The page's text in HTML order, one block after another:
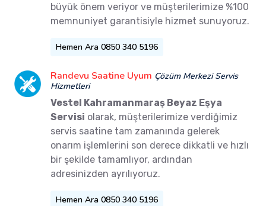
büyük önem veriyor ve müşterilerimize %100
memnuniyet garantisiyle hizmet sunuyoruz.
Hemen Ara 0850 340 5196
Randevu Saatine Uyum Çözüm Merkezi Servis
Hizmetleri
Vestel Kahramanmaraş Beyaz Eşya
Servisi olarak, müşterilerimize verdiğimiz
servis saatine tam zamanında gelerek
onarım işlemlerini son derece dikkatli ve hızlı
bir şekilde tamamlıyor, ardından
adresinizden ayrılıyoruz.
Hemen Ara 0850 340 5196